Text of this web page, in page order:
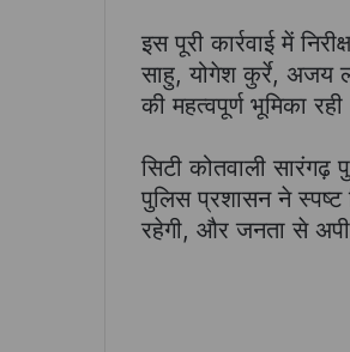
इस पूरी कार्रवाई में
साहु, योगेश कुर्रे, अजय
की महत्वपूर्ण भूमिका
सिटी कोतवाली सारंगढ़
पुलिस प्रशासन ने स्पष्ट
रहेगी, और जनता से